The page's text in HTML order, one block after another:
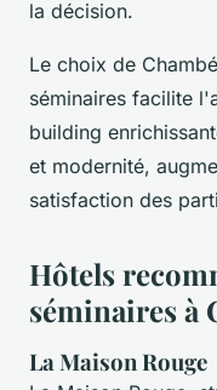
la décision.
Le choix de
séminaires facilite
building
et modernité,
satisfaction des
Hôtels
séminaires à
La Maison Rouge